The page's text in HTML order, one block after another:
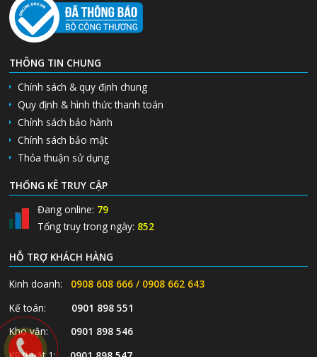
THÔNG TIN CHUNG
Chính sách & quy định chung
Quy định & hình thức thanh toán
Chính sách bảo hành
Chính sách bảo mật
Thỏa thuận sử dụng
THỐNG KÊ TRUY CẬP
Đang online: 79
Tổng truy trong ngày: 852
HỖ TRỢ KHÁCH HÀNG
Kinh doanh:
0908 608 666 / 0908 662 643
Kế toán: 0901 898 551
Kho vận: 0901 898 546